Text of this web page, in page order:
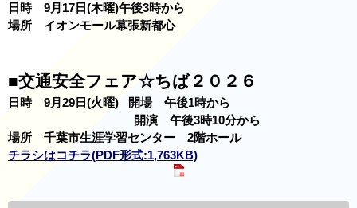
日時 9月17日(木曜)午後3時から
場所 イオンモール幕張新都心
■交通安全フェア☆ちば２０２６
日時 9月29日(火曜) 開場 午後1時から
開演 午後3時10分から
場所 千葉市生涯学習センター 2階ホール
チラシはコチラ(PDF形式:1,763KB)